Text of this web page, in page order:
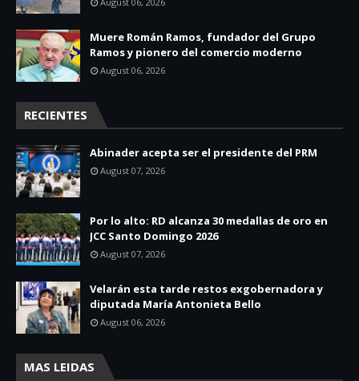
Muere Román Ramos, fundador del Grupo
Ramos y pionero del comercio moderno
August 06, 2026
RECIENTES
Abinader acepta ser el presidente del PRM
August 07, 2026
Por lo alto: RD alcanza 30 medallas de oro en
JCC Santo Domingo 2026
August 07, 2026
Velarán esta tarde restos exgobernadora y
diputada María Antonieta Bello
August 06, 2026
MAS LEIDAS